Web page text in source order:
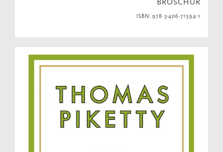
ISBN: 978-3-406-71394-1